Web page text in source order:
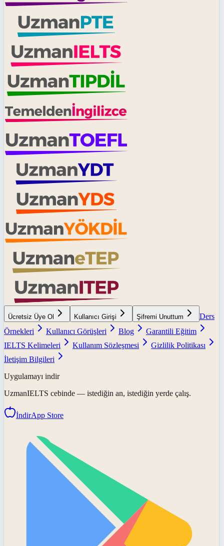
Ücretsiz Üye Ol Kullanıcı Girişi Şifremi Unuttum
Ders
Örnekleri
Kullanıcı Görüşleri Blog
Garantili Eğitim
IELTS Kelimeleri
Kullanım Sözleşmesi
Gizlilik Politikası
İletişim Bilgileri
Uygulamayı indir
UzmanIELTS cebinde — istediğin an, istediğin yerde çalış.
İndirApp Store